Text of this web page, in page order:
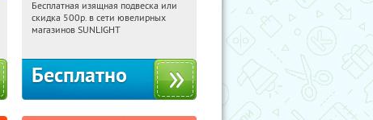
10:40:52 Получили:
Россия
Бесплатная изящная подвеска или
скидка 500р. в сети ювелирных
магазинов SUNLIGHT
Бесплатно